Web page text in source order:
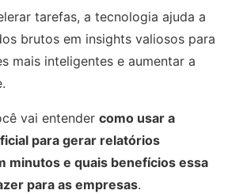
tarefas, a tecnologia ajuda a
brutos em insights valiosos para
mais inteligentes e aumentar a
vai entender como usar a
para gerar relatórios
minutos e quais benefícios essa
para as empresas.